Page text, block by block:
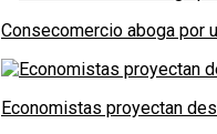
Consecomercio aboga por
Economistas proyectan